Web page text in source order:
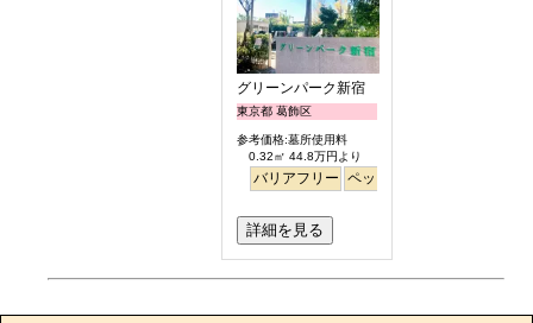
グリーンパーク新宿
東京都 葛飾区
参考価格:墓所使用料
0.32㎡ 44.8万円より
バリアフリー ペット
詳細を見る